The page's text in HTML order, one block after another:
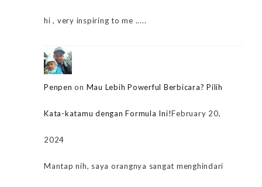
hi , very inspiring to me .....
Penpen on Mau Lebih Powerful Berbicara? Pilih
Kata-katamu dengan Formula Ini!February 20,
2024
Mantap nih, saya orangnya sangat menghindari